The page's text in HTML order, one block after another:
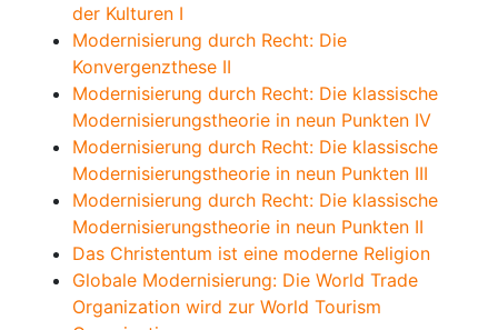
der Kulturen I
Modernisierung durch Recht: Die
Konvergenzthese II
Modernisierung durch Recht: Die klassische
Modernisierungstheorie in neun Punkten IV
Modernisierung durch Recht: Die klassische
Modernisierungstheorie in neun Punkten III
Modernisierung durch Recht: Die klassische
Modernisierungstheorie in neun Punkten II
Das Christentum ist eine moderne Religion
Globale Modernisierung: Die World Trade
Organization wird zur World Tourism